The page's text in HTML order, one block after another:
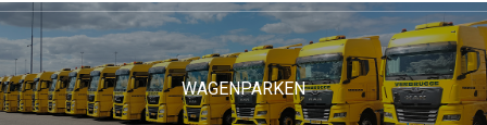
WAGENPARKEN